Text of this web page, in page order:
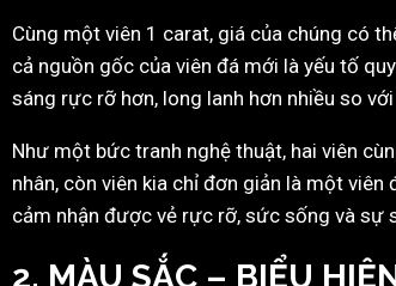
Cùng một viên 1 carat, giá của chúng có
cả nguồn gốc của viên đá mới là yếu tố
sáng rực rỡ hơn, long lanh hơn nhiều so
Như một bức tranh nghệ thuật, hai viên
nhân, còn viên kia chỉ đơn giản là một
cảm nhận được vẻ rực rỡ, sức sống và sự
2. MÀU SẮC – BIỂU